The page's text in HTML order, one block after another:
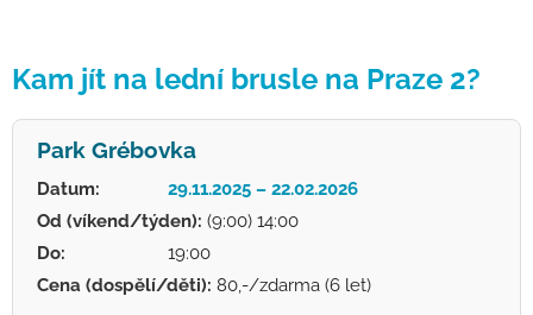
Kam jít na lední brusle na Praze 2?
Park Grébovka
Datum:
29.11.2025 – 22.02.2026
Od (víkend/týden): (9:00) 14:00
Do:
19:00
Cena (dospělí/děti): 80,-/zdarma (6 let)